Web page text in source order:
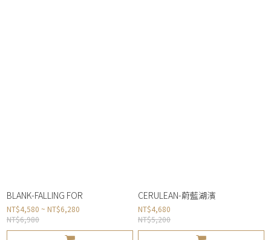
BLANK-FALLING FOR
NT$4,580 ~ NT$6,280
NT$6,980
CERULEAN-蔚藍湖濱
NT$4,680
NT$5,200